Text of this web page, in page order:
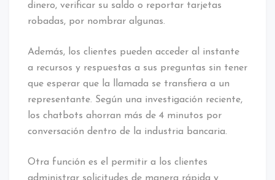
dinero, verificar su saldo o reportar tarjetas
robadas, por nombrar algunas.
Además, los clientes pueden acceder al instante
a recursos y respuestas a sus preguntas sin tener
que esperar que la llamada se transfiera a un
representante. Según una investigación reciente,
los chatbots ahorran más de 4 minutos por
conversación dentro de la industria bancaria.
Otra función es el permitir a los clientes